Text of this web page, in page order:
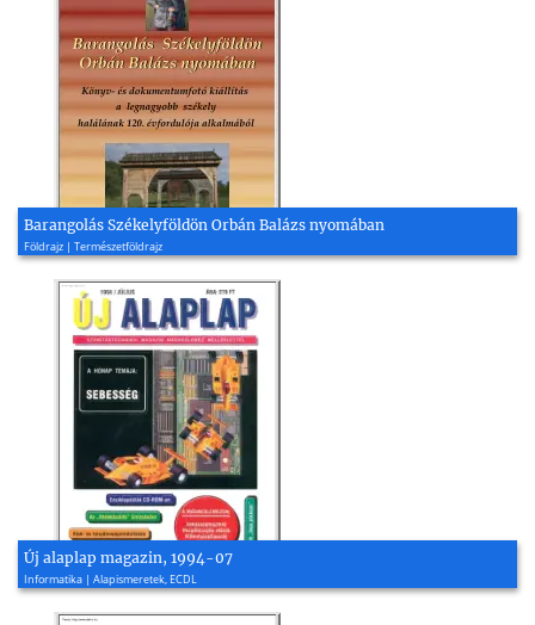
Barangolás Székelyföldön Orbán Balázs nyomában
Földrajz | Természetföldrajz
Új alaplap magazin, 1994-07
Informatika | Alapismeretek, ECDL